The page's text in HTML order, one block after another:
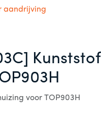
aandrijving
voor TOP903H